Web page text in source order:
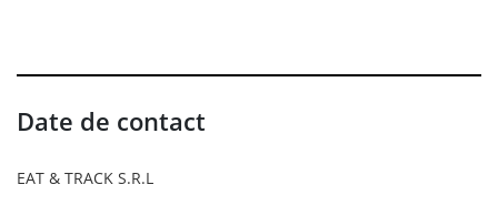
Date de contact
EAT & TRACK S.R.L